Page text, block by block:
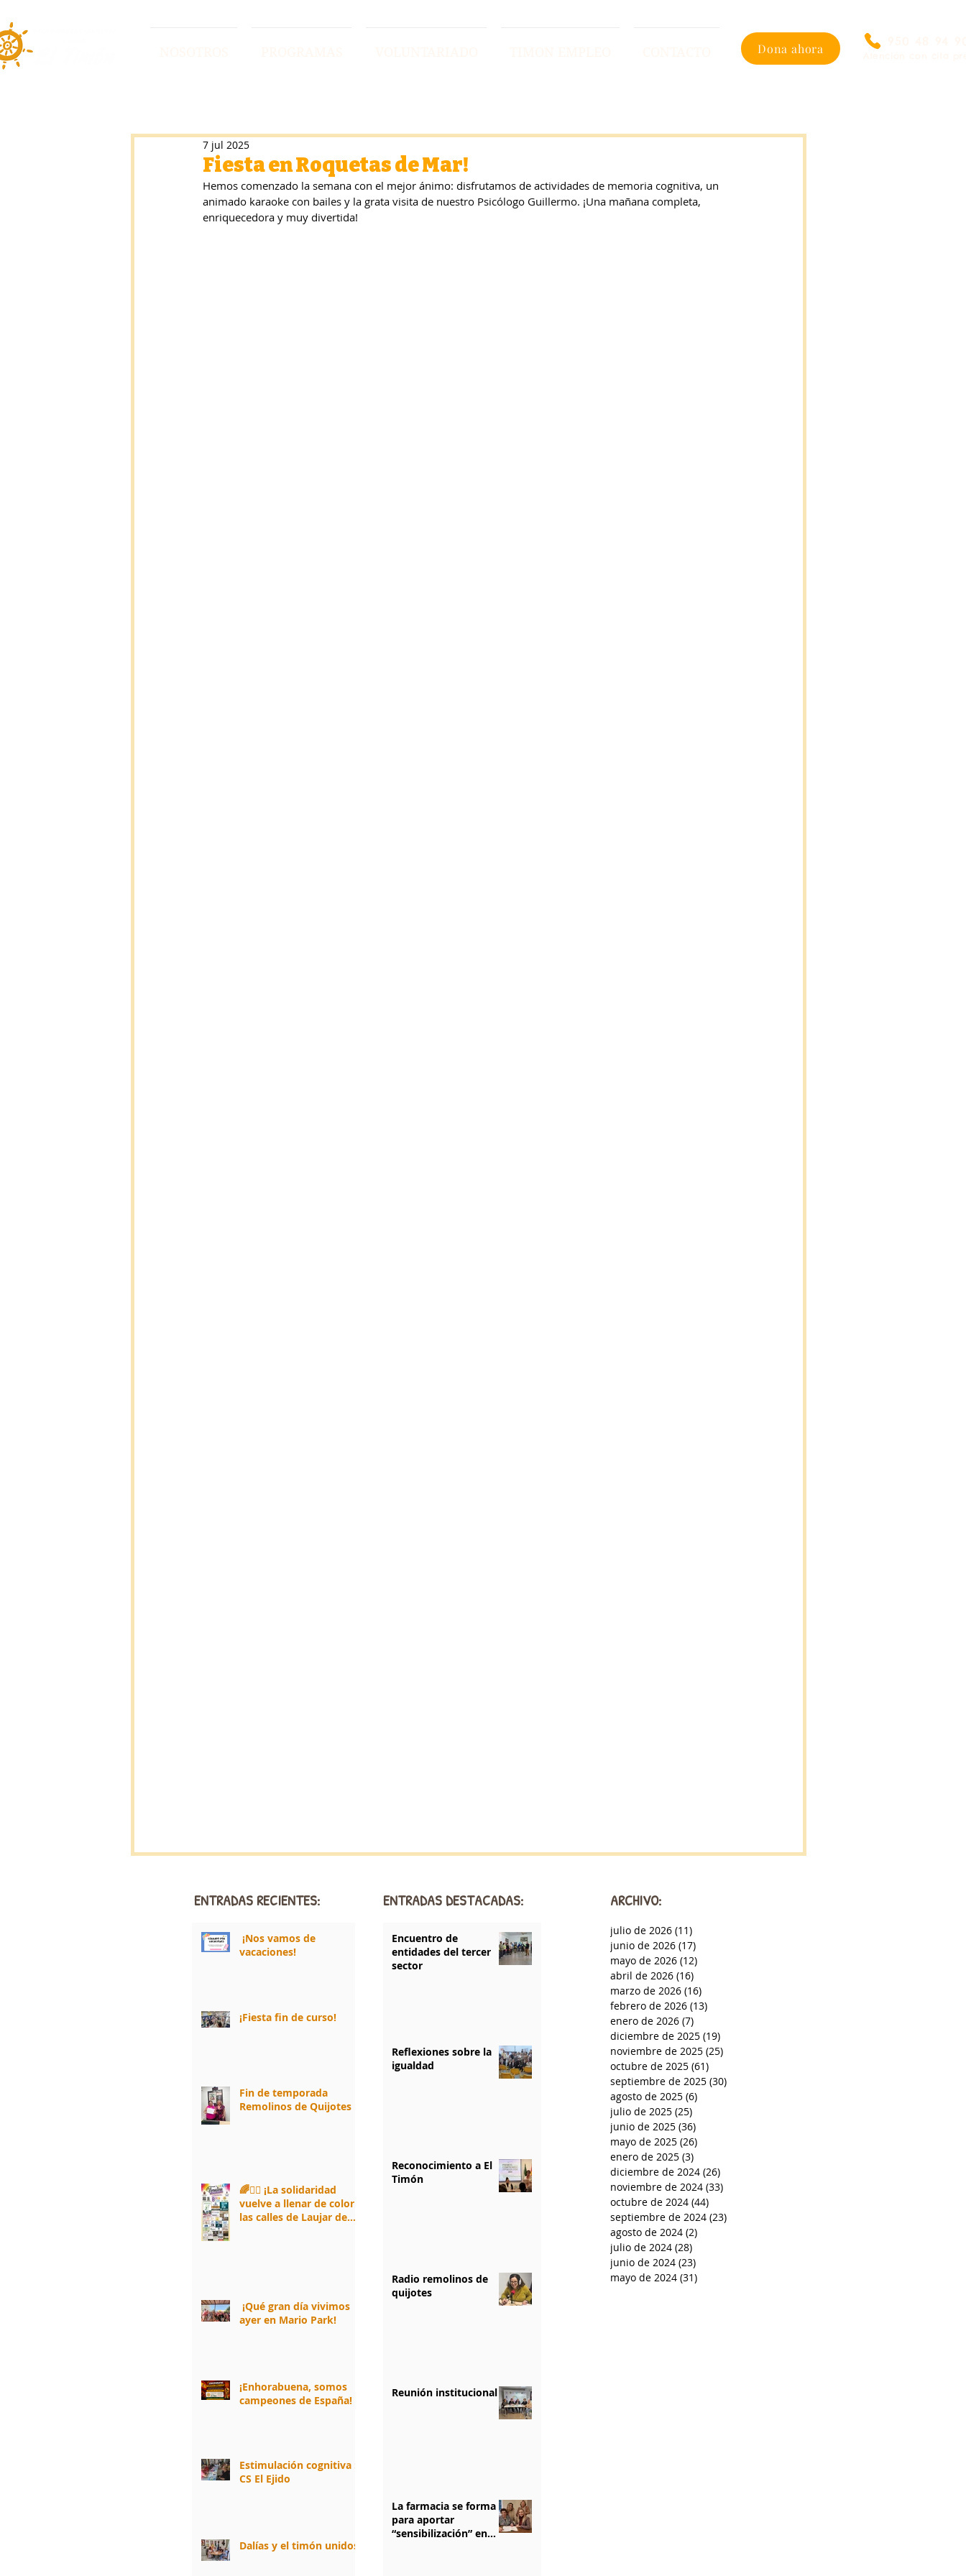
Dona ahora
Fiesta en Roquetas de Mar!
7 jul 2025
Hemos comenzado la semana con el mejor ánimo: disfrutamos de actividades de memoria cognitiva, un
animado karaoke con bailes y la grata visita de nuestro Psicólogo Guillermo. ¡Una mañana completa,
enriquecedora y muy divertida!
ENTRADAS RECIENTES:
¡Nos vamos de
vacaciones!
¡Fiesta fin de curso!
Fin de temporada
Remolinos de Quijotes
🌈🏃‍♀️ ¡La solidaridad
vuelve a llenar de color
las calles de Laujar de
¡Qué gran día vivimos
ayer en Mario Park!
¡Enhorabuena, somos
campeones de España!
Estimulación cognitiva :
CS El Ejido
Dalías y el timón unidos.
ENTRADAS DESTACADAS:
Encuentro de
entidades del tercer
sector
Reflexiones sobre la
igualdad
Reconocimiento a El
Timón
Radio remolinos de
quijotes
Reunión institucional
La farmacia se forma
para aportar
“sensibilización” en
ARCHIVO:
julio de 2026 (11)
junio de 2026 (17)
mayo de 2026 (12)
abril de 2026 (16)
marzo de 2026 (16)
febrero de 2026 (13)
enero de 2026 (7)
diciembre de 2025 (19)
noviembre de 2025 (25)
octubre de 2025 (61)
septiembre de 2025 (30)
agosto de 2025 (6)
julio de 2025 (25)
junio de 2025 (36)
mayo de 2025 (26)
enero de 2025 (3)
diciembre de 2024 (26)
noviembre de 2024 (33)
octubre de 2024 (44)
septiembre de 2024 (23)
agosto de 2024 (2)
julio de 2024 (28)
junio de 2024 (23)
mayo de 2024 (31)